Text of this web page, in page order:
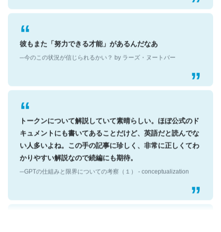
彼もまた「努力できる才能」があるんだなあ
─今のこの状況が信じられるかい？ by ラーズ・ヌートバー
トークンについて解説していて素晴らしい。ほぼ公式のド
キュメントにも書いてあることだけど、英語だと読んでな
い人多いよね。この手の記事に珍しく、非常に正しくてわ
かりやすい解説なので続編にも期待。
─GPTの仕組みと限界についての考察（１） - conceptualization